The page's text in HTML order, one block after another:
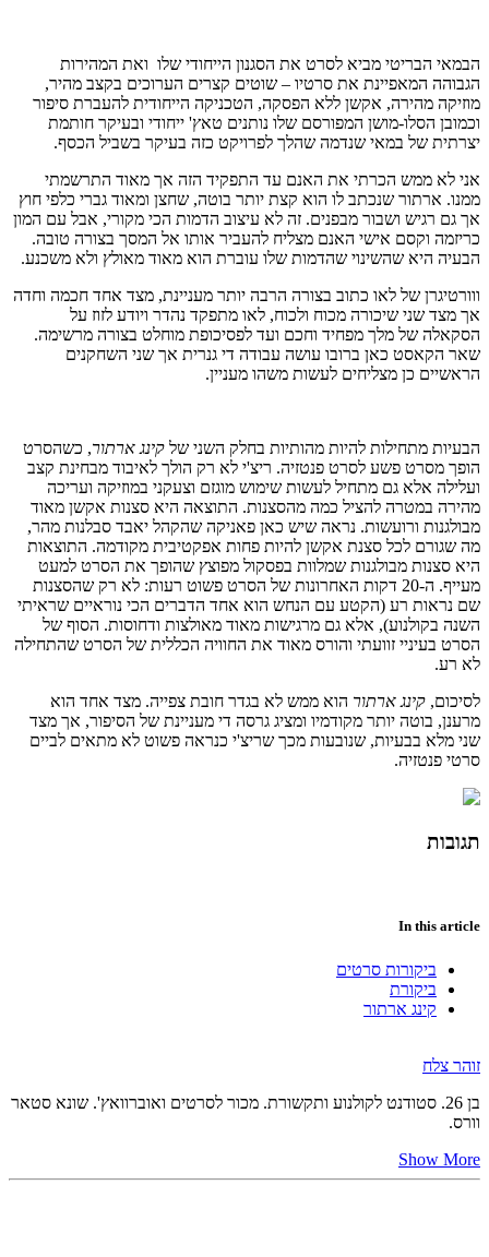
הבמאי הבריטי מביא לסרט את הסגנון הייחודי שלו ואת המהירות
הגבוהה המאפיינת את סרטיו – שוטים קצרים הערוכים בקצב מהיר,
מוזיקה מהירה, אקשן ללא הפסקה, הטכניקה הייחודית להעברת סיפור
וכמובן הסלו-מושן המפורסם שלו נותנים טאץ' ייחודי ובעיקר חותמת
יצרתית של במאי שנדמה שהלך לפרויקט כזה בעיקר בשביל הכסף.
אני לא ממש הכרתי את האנם עד התפקיד הזה אך מאוד התרשמתי
ממנו. ארתור שנכתב לו הוא קצת יותר בוטה, שחצן ומאוד גברי כלפי חוץ
אך גם רגיש ושבור מבפנים. זה לא עיצוב הדמות הכי מקורי, אבל עם המון
כריזמה וקסם אישי האנם מצליח להעביר אותו אל המסך בצורה טובה.
הבעיה היא שהשינוי שהדמות שלו עוברת הוא מאוד מאולץ ולא משכנע.
ווורטיגרן של לאו כתוב בצורה הרבה יותר מעניינת, מצד אחד חכמה וחדה
אך מצד שני שיכורה מכוח ולכוח, לאו מתפקד נהדר ויודע לזוז על
הסקאלה של מלך מפחיד וחכם ועד לפסיכופת מוחלט בצורה מרשימה.
שאר הקאסט כאן ברובו עושה עבודה די גנרית אך שני השחקנים
הראשיים כן מצליחים לעשות משהו מעניין.
הבעיות מתחילות להיות מהותיות בחלק השני של קינג ארתור, כשהסרט
הופך מסרט פשע לסרט פנטזיה. ריצ'י לא רק הולך לאיבוד מבחינת קצב
ועלילה אלא גם מתחיל לעשות שימוש מוגזם וצעקני במוזיקה ועריכה
מהירה במטרה להציל כמה מהסצנות. התוצאה היא סצנות אקשן מאוד
מבולגנות ורועשות. נראה שיש כאן פאניקה שהקהל יאבד סבלנות מהר,
מה שגורם לכל סצנת אקשן להיות פחות אפקטיבית מקודמה. התוצאות
היא סצנות מבולגנות שמלוות בפסקול מפוצץ שהופך את הסרט למעט
מעייף. ה-20 דקות האחרונות של הסרט פשוט רעות: לא רק שהסצנות
שם נראות רע (הקטע עם הנחש הוא אחד הדברים הכי נוראיים שראיתי
השנה בקולנוע), אלא גם מרגישות מאוד מאולצות ודחוסות. הסוף של
הסרט בעיניי זוועתי והורס מאוד את החוויה הכללית של הסרט שהתחילה
לא רע.
לסיכום, קינג ארתור הוא ממש לא בגדר חובת צפייה. מצד אחד הוא
מרענן, בוטה יותר מקודמיו ומציג גרסה די מעניינת של הסיפור, אך מצד
שני מלא בבעיות, שנובעות מכך שריצ'י כנראה פשוט לא מתאים לביים
סרטי פנטזיה.
תגובות
In this article
ביקורות סרטים
ביקורת
קינג ארתור
זוהר צלח
בן 26. סטודנט לקולנוע ותקשורת. מכור לסרטים ואוברוואץ'. שונא סטאר
וורס.
Show More